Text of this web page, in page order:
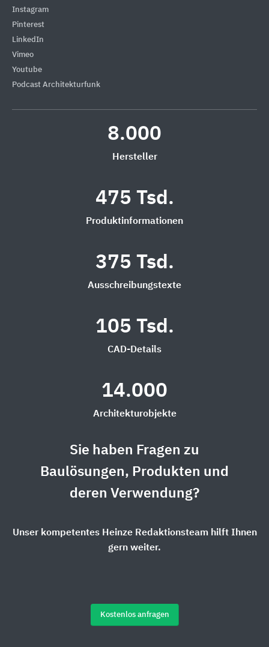
Instagram
Pinterest
LinkedIn
Vimeo
Youtube
Podcast Architekturfunk
8.000
Hersteller
475 Tsd.
Produktinformationen
375 Tsd.
Ausschreibungstexte
105 Tsd.
CAD-Details
14.000
Architekturobjekte
Sie haben Fragen zu
Baulösungen, Produkten und
deren Verwendung?
Unser kompetentes Heinze Redaktionsteam hilft Ihnen
gern weiter.
Kostenlos anfragen